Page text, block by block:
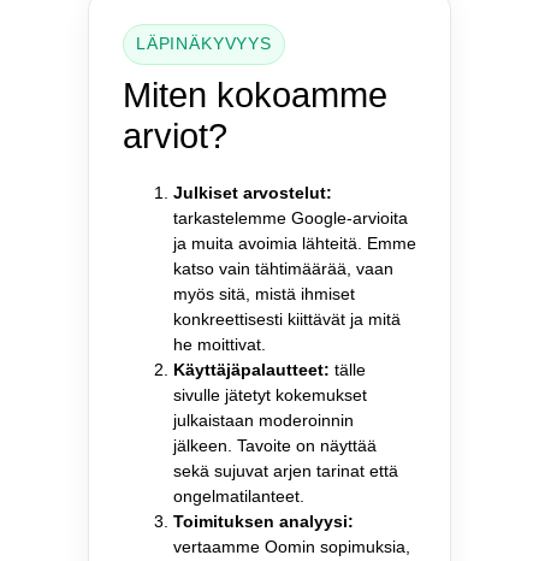
LÄPINÄKYVYYS
Miten kokoamme
arviot?
Julkiset arvostelut:
tarkastelemme Google-arvioita
ja muita avoimia lähteitä. Emme
katso vain tähtimäärää, vaan
myös sitä, mistä ihmiset
konkreettisesti kiittävät ja mitä
he moittivat.
Käyttäjäpalautteet: tälle
sivulle jätetyt kokemukset
julkaistaan moderoinnin
jälkeen. Tavoite on näyttää
sekä sujuvat arjen tarinat että
ongelmatilanteet.
Toimituksen analyysi:
vertaamme Oomin sopimuksia,